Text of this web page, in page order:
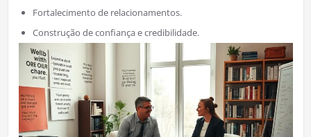
Fortalecimento de relacionamentos.
Construção de confiança e credibilidade.